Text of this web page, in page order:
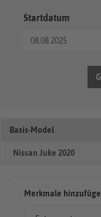
Startdatum
Basis-Model
Nissan Juke 2020
Merkmale